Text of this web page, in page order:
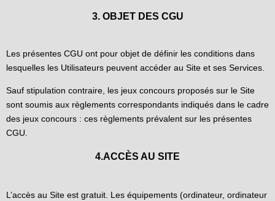
3. OBJET DES CGU
Les présentes CGU ont pour objet de définir les conditions dans
lesquelles les Utilisateurs peuvent accéder au Site et ses Services.
Sauf stipulation contraire, les jeux concours proposés sur le Site
sont soumis aux règlements correspondants indiqués dans le cadre
des jeux concours : ces règlements prévalent sur les présentes
CGU.
4.ACCÈS AU SITE
L’accès au Site est gratuit. Les équipements (ordinateur, ordinateur